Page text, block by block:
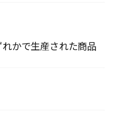
かで生産された商品